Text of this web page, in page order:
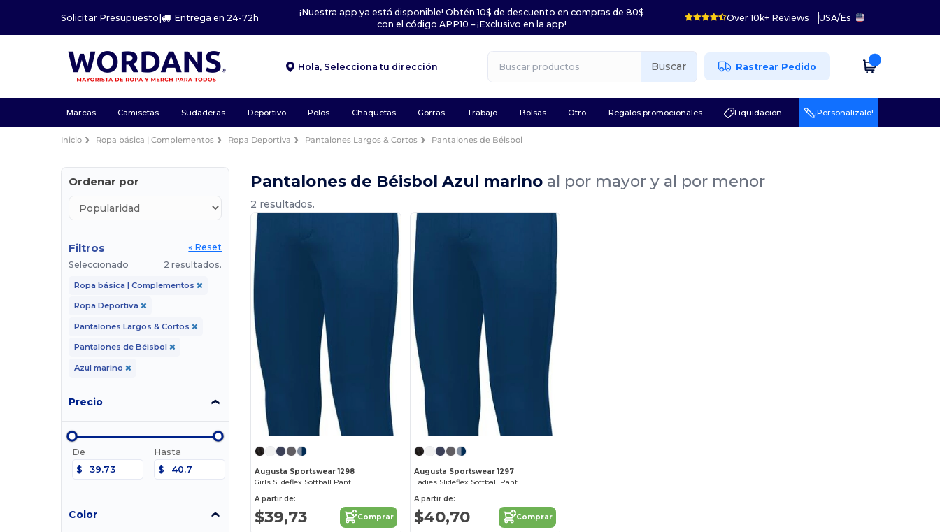
Solicitar Presupuesto| Entrega en 24-72h
¡Nuestra app ya está disponible! Obtén 10$ de descuento en compras de 80$
con el código APP10 – ¡Exclusivo en la app!
Over 10k+ Reviews USA/Es
Hola, Selecciona tu dirección Buscar Rastrear Pedido
Marcas Camisetas Sudaderas Deportivo Polos Chaquetas Gorras Trabajo Bolsas Otro Regalos promocionales Liquidación ¡Personalízalo!
Inicio Ropa básica | Complementos Ropa Deportiva Pantalones Largos & Cortos Pantalones de Béisbol
Ordenar por
Filtros
« Reset
Seleccionado
2 resultados.
Ropa básica | Complementos
Ropa Deportiva
Pantalones Largos & Cortos
Pantalones de Béisbol
Azul marino
Precio
De
$
Hasta
$
Color
Pantalones de Béisbol Azul marino al por mayor y al por menor
2 resultados.
Augusta Sportswear 1298
Girls Slideflex Softball Pant
A partir de:
$39,73 Comprar
Augusta Sportswear 1297
Ladies Slideflex Softball Pant
A partir de:
$40,70 Comprar